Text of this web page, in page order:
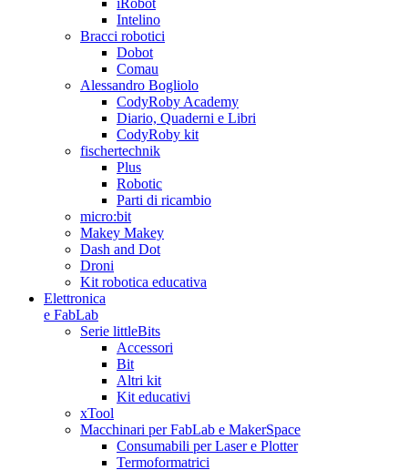
Intelino
Bracci robotici
Dobot
Comau
Alessandro Bogliolo
CodyRoby Academy
Diario, Quaderni e Libri
CodyRoby kit
fischertechnik
Plus
Robotic
Parti di ricambio
micro:bit
Makey Makey
Dash and Dot
Droni
Kit robotica educativa
Elettronica
e FabLab
Serie littleBits
Accessori
Bit
Altri kit
Kit educativi
xTool
Macchinari per FabLab e MakerSpace
Consumabili per Laser e Plotter
Termoformatrici